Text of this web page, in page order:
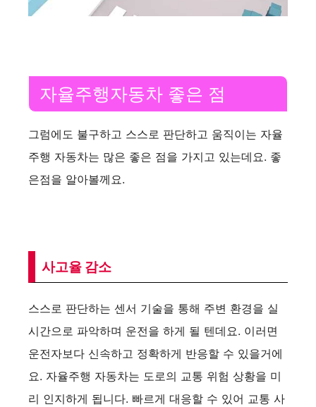
자율주행자동차 좋은 점
그럼에도 불구하고 스스로 판단하고 움직이는 자율
주행 자동차는 많은 좋은 점을 가지고 있는데요. 좋
은점을 알아볼께요.
사고율 감소
스스로 판단하는 센서 기술을 통해 주변 환경을 실
시간으로 파악하며 운전을 하게 될 텐데요. 이러면
운전자보다 신속하고 정확하게 반응할 수 있을거에
요. 자율주행 자동차는 도로의 교통 위험 상황을 미
리 인지하게 됩니다. 빠르게 대응할 수 있어 교통 사